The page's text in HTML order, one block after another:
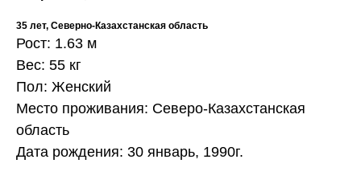
35 лет, Северно-Казахстанская область
Рост: 1.63 м
Вес: 55 кг
Пол: Женский
Место проживания: Северо-Казахстанская
область
Дата рождения: 30 январь, 1990г.